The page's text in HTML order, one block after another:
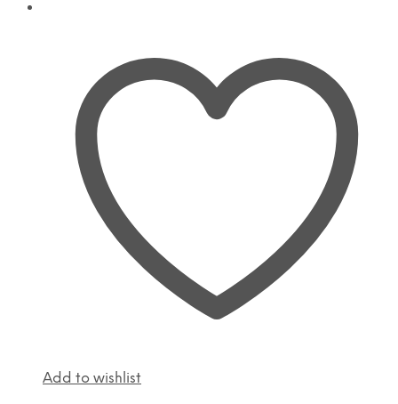
Add to wishlist